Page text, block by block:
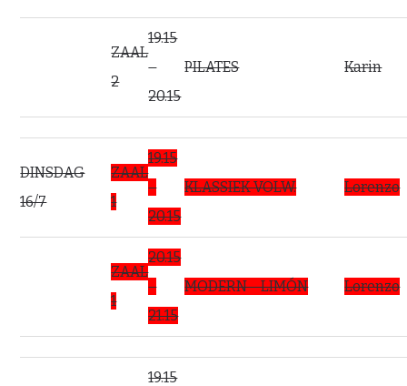
ZAAL
2
19.15
–
20.15
PILATES Karin
DINSDAG
16/7
ZAAL
1
19.15
–
20.15
KLASSIEK VOLW. Lorenzo
ZAAL
1
20.15
–
21.15
MODERN – LIMÓN Lorenzo
19.15